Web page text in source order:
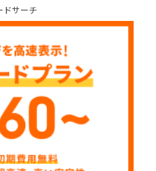
ドサーチ